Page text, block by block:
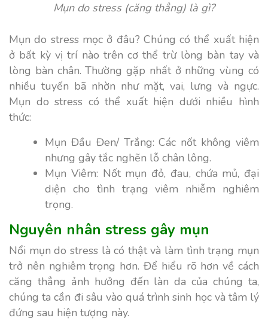
Mụn do stress (căng thẳng) là gì?
Mụn do stress mọc ở đâu? Chúng có thể xuất hiện
ở bất kỳ vị trí nào trên cơ thể trừ lòng bàn tay và
lòng bàn chân. Thường gặp nhất ở những vùng có
nhiều tuyến bã nhờn như mặt, vai, lưng và ngực.
Mụn do stress có thể xuất hiện dưới nhiều hình
thức:
Mụn Đầu Đen/ Trắng: Các nốt không viêm
nhưng gây tắc nghẽn lỗ chân lông.
Mụn Viêm: Nốt mụn đỏ, đau, chứa mủ, đại
diện cho tình trạng viêm nhiễm nghiêm
trọng.
Nguyên nhân stress gây mụn
Nổi mụn do stress là có thật và làm tình trạng mụn
trở nên nghiêm trọng hơn. Để hiểu rõ hơn về cách
căng thẳng ảnh hưởng đến làn da của chúng ta,
chúng ta cần đi sâu vào quá trình sinh học và tâm lý
đứng sau hiện tượng này.